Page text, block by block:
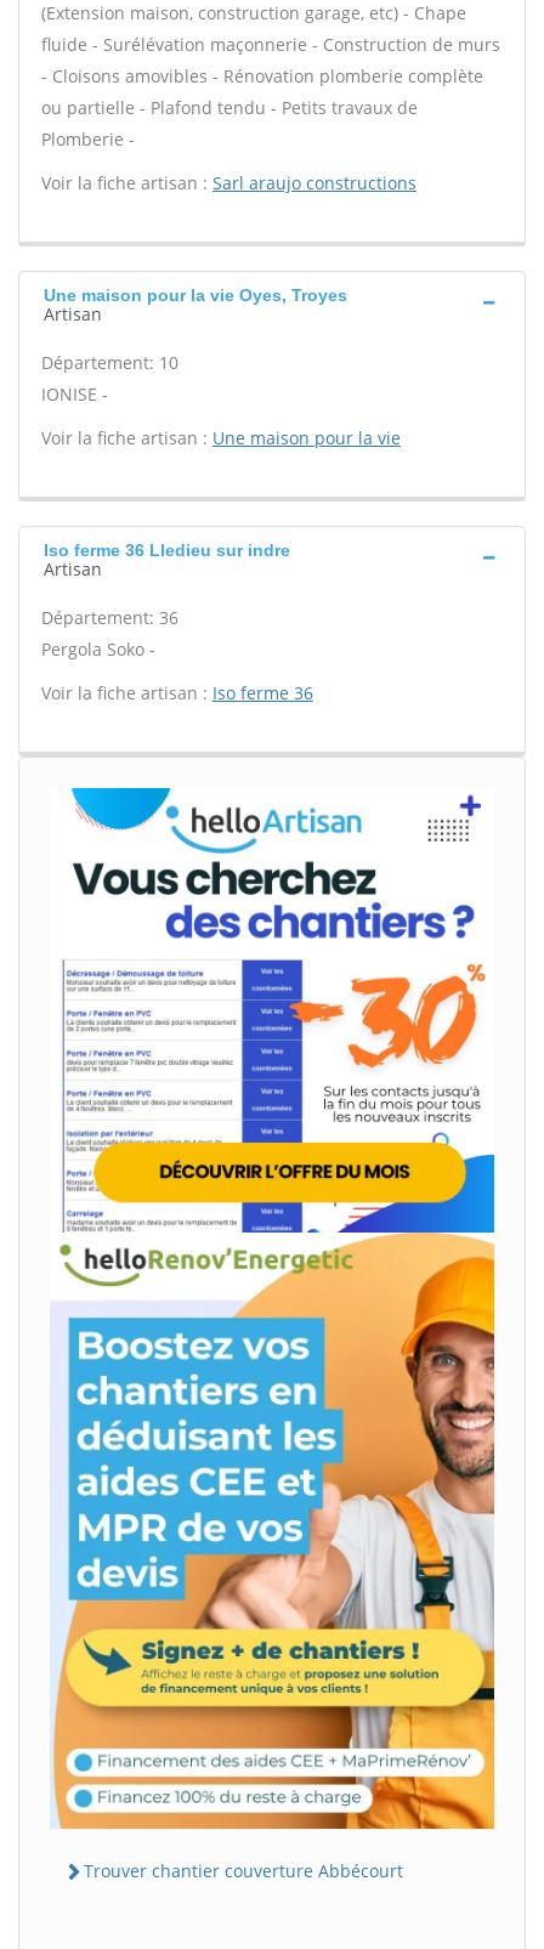
(Extension maison, construction garage, etc) - Chape
fluide - Surélévation maçonnerie - Construction de murs
- Cloisons amovibles - Rénovation plomberie complète
ou partielle - Plafond tendu - Petits travaux de
Plomberie -
Voir la fiche artisan : Sarl araujo constructions
Une maison pour la vie Oyes, Troyes
Artisan
Département: 10
IONISE -
Voir la fiche artisan : Une maison pour la vie
Iso ferme 36 Lledieu sur indre
Artisan
Département: 36
Pergola Soko -
Voir la fiche artisan : Iso ferme 36
Trouver chantier couverture Abbécourt